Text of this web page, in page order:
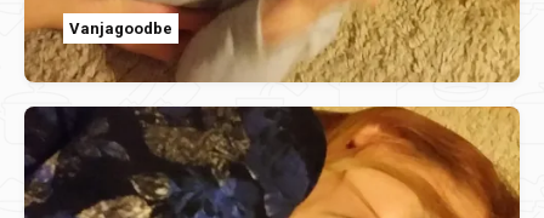
Vanjagoodbe